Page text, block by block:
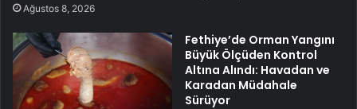
Ağustos 8, 2026
Fethiye’de Orman Yangını
Büyük Ölçüden Kontrol
Altına Alındı: Havadan ve
Karadan Müdahale
Sürüyor